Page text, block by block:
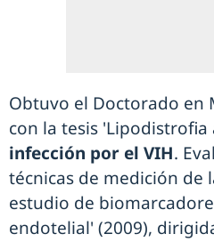
Obtuvo el Doctorado en
con la tesis 'Lipodistrofia
infección por el VIH.
técnicas de medición de
estudio de
endotelial' (2009),